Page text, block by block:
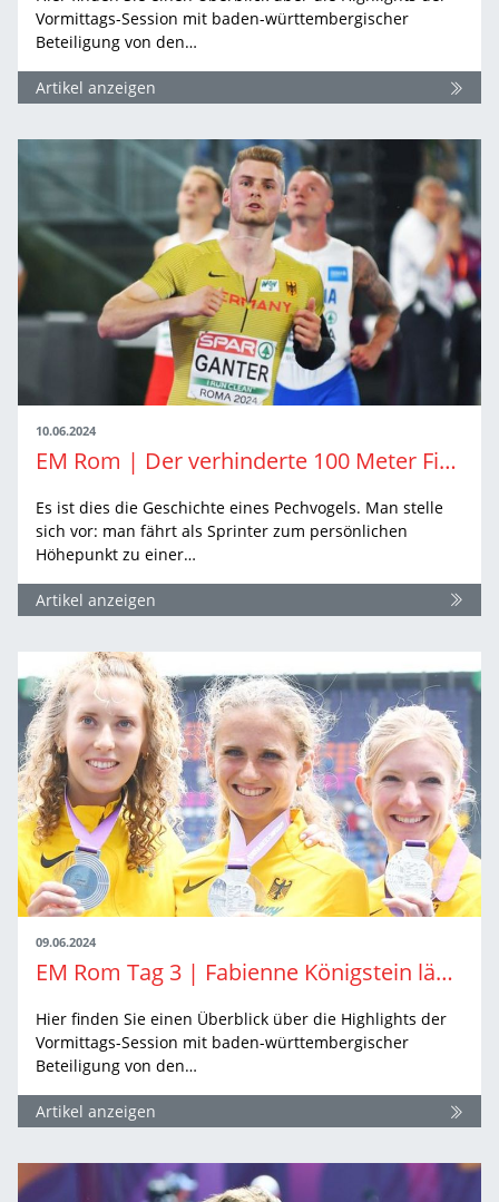
Vormittags-Session mit baden-württembergischer
Beteiligung von den…
Artikel anzeigen
10.06.2024
EM Rom | Der verhinderte 100 Meter Finalist
Es ist dies die Geschichte eines Pechvogels. Man stelle
sich vor: man fährt als Sprinter zum persönlichen
Höhepunkt zu einer…
Artikel anzeigen
09.06.2024
EM Rom Tag 3 | Fabienne Königstein läuft im Team zu Silber
Hier finden Sie einen Überblick über die Highlights der
Vormittags-Session mit baden-württembergischer
Beteiligung von den…
Artikel anzeigen